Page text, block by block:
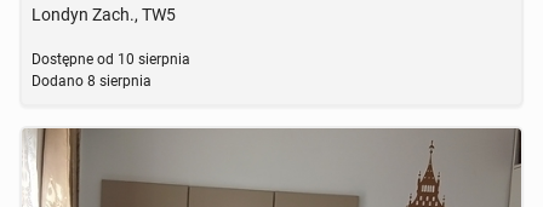
Londyn Zach., TW5
Dostępne od 10 sierpnia
Dodano 8 sierpnia